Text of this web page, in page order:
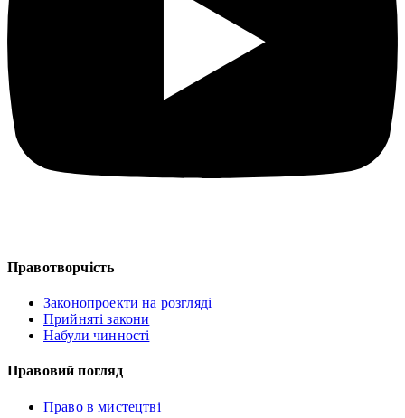
Правотворчість
Законопроекти на розгляді
Прийняті закони
Набули чинності
Правовий погляд
Право в мистецтві